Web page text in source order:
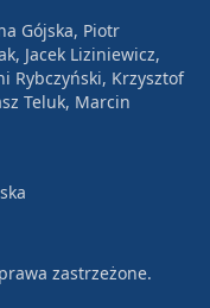
Gójska, Piotr
Jacek Liziniewicz,
Rybczyński, Krzysztof
Teluk, Marcin
zastrzeżone.